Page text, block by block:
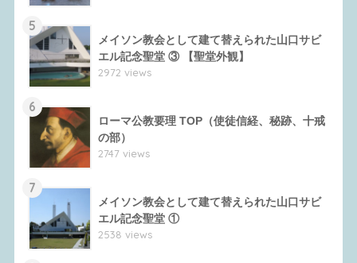
5
メイソン教会として建て替えられた山口サビ
エル記念聖堂 ③ 【聖堂外観】
2972 views
6
ローマ公教要理 TOP（使徒信経、秘跡、十戒
の部）
2747 views
7
メイソン教会として建て替えられた山口サビ
エル記念聖堂 ①
2538 views